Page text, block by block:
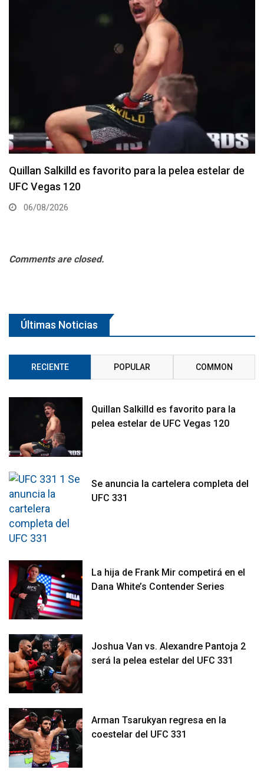
Se anuncia la cartelera completa del UFC 331
06/08/2026
Comments are closed.
Últimas Noticias
RECIENTE POPULAR COMMON
Quillan Salkilld es favorito para la
pelea estelar de UFC Vegas 120
Se anuncia la cartelera completa del
UFC 331
La hija de Frank Mir competirá en el
Dana White’s Contender Series
Joshua Van vs. Alexandre Pantoja 2
será la pelea estelar del UFC 331
Arman Tsarukyan regresa en la
coestelar del UFC 331